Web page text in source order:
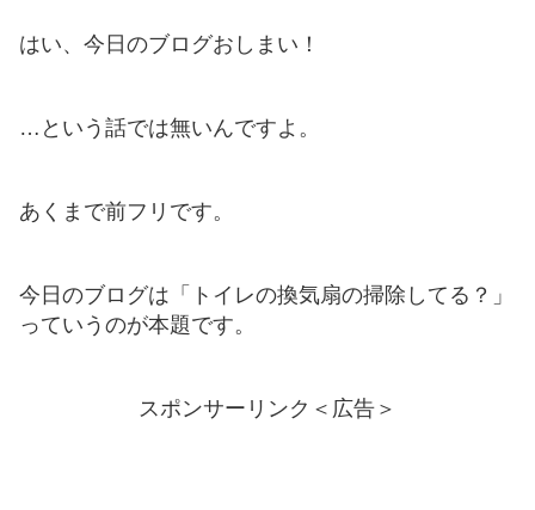
はい、今日のブログおしまい！
…という話では無いんですよ。
あくまで前フリです。
今日のブログは「トイレの換気扇の掃除してる？」
っていうのが本題です。
スポンサーリンク＜広告＞